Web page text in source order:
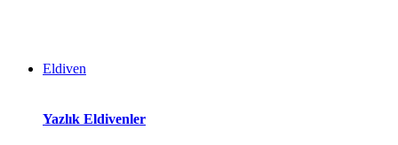
Eldiven
Yazlık Eldivenler